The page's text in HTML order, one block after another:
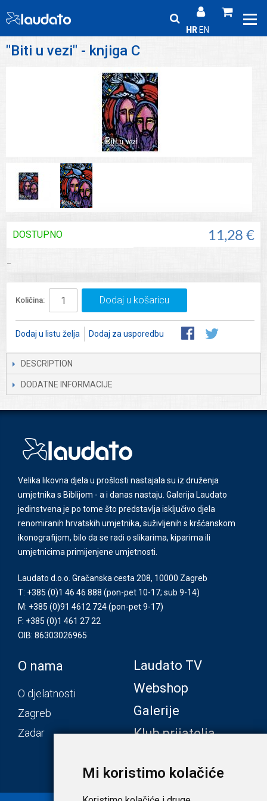
Mi koristimo kolačiće
HR EN
"Biti u vezi" - knjiga C
11,28 €
DOSTUPNO
Količina: Dodaj u košaricu
Dodaj u listu želja Dodaj za usporedbu
DESCRIPTION
DODATNE INFORMACIJE
Velika likovna djela u prošlosti nastajala su iz druženja
umjetnika s Biblijom - a i danas nastaju. Galerija Laudato
jedinstvena je po tome što predstavlja isključivo djela
renomiranih hrvatskih umjetnika, suživljenih s kršćanskom
ikonografijom, bilo da se radi o slikarima, kiparima ili
umjetnicima primijenjene umjetnosti.
Laudato d.o.o. Gračanska cesta 208, 10000 Zagreb
T: +385 (0)1 46 46 888 (pon-pet 10-17; sub 9-14)
M: +385 (0)91 4612 724(pon-pet 9-17)
F: +385 (0)1 461 27 22
OIB: 86303026965
O nama
O djelatnosti
Zagreb
Zadar
Laudato TV
Webshop
Galerije
Klub prijatelja